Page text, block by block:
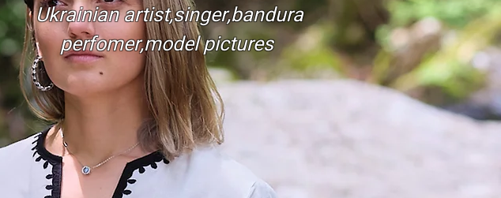
Ukrainian artist,singer,bandura
perfomer,model pictures